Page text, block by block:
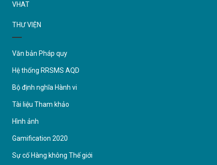
VHAT
THƯ VIỆN
Văn bản Pháp quy
Hệ thống RRSMS AQD
Bộ định nghĩa Hành vi
Tài liệu Tham khảo
Hình ảnh
Gamification 2020
Sự cố Hàng không Thế giới